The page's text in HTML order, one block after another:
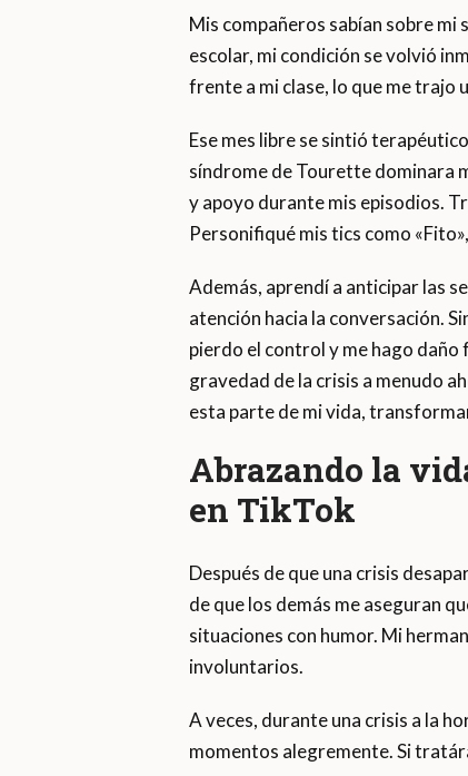
Mis compañeros sabían sobre
escolar, mi condición se volvió
frente a mi clase, lo que me trajo
Ese mes libre se sintió
síndrome de Tourette dominara
y apoyo durante mis episodios.
Personifiqué mis tics como
Además, aprendí a anticipar las
atención hacia la conversación.
pierdo el control y me hago daño
gravedad de la crisis a menudo
esta parte de mi vida,
Abrazando la
en TikTok
Después de que una crisis
de que los demás me aseguran
situaciones con humor. Mi
involuntarios.
A veces, durante una crisis a la
momentos alegremente. Si